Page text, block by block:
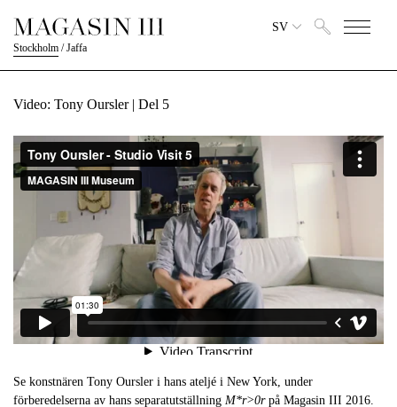
Stockholm /Jaffa
SV
Video: Tony Oursler | Del 5
Se konstnären Tony Oursler i hans ateljé i New York, under
förberedelserna av hans separatutställning M*r>0rpå Magasin III 2016.